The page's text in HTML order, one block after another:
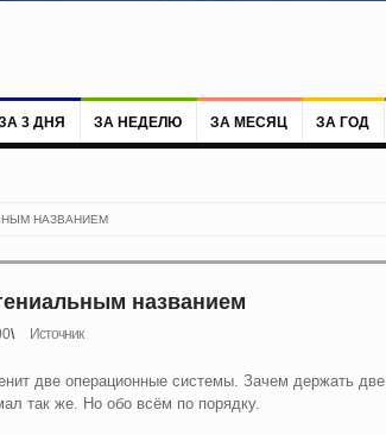
3 ДНЯ ЗА НЕДЕЛЮ ЗА МЕСЯЦ ЗА ГОД
НАЗВАНИЕМ
названием
Источник
две операционные системы. Зачем держать две
так же. Но обо всём по порядку.